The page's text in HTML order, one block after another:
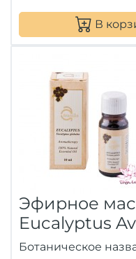
В
Эфирное
Eucalyptus
Ботаническое